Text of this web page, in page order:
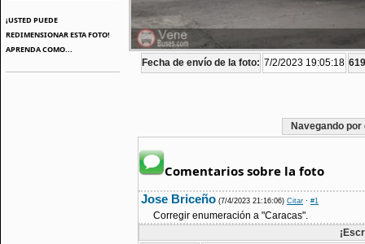
¡USTED PUEDE
REDIMENSIONAR ESTA FOTO!
APRENDA COMO...
Fecha de envío de la foto: 7/2/2023 19:05:18
Navegando
Comentarios sobre la foto
Jose Briceño (7/4/2023 21:16:06) Citar · #1
Corregir enumeración a "Caracas".